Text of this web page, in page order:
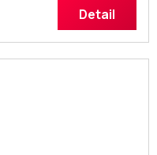
Detail